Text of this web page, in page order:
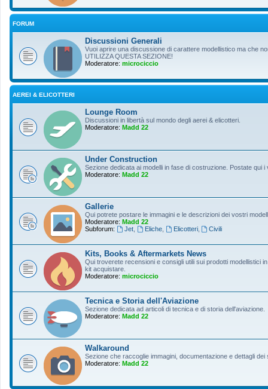
FORUM
Discussioni Generali
Vuoi aprire una discussione di carattere modellistico ma che
UTILIZZA QUESTA SEZIONE!
Moderatore: microciccio
AEREI & ELICOTTERI
Lounge Room
Discussioni in libertà sul mondo degli aerei & elicotteri.
Moderatore: Madd 22
Under Construction
Sezione dedicata ai modelli in fase di costruzione. Postate qui
Moderatore: Madd 22
Gallerie
Qui potrete postare le immagini e le descrizioni dei vostri
Moderatore: Madd 22
Subforum:
Jet, Eliche, Elicotteri, Civili
Kits, Books & Aftermarkets News
Qui troverete recensioni e consigli utili sui prodotti modellistici
kit acquistare.
Moderatore: microciccio
Tecnica e Storia dell'Aviazione
Sezione dedicata ad articoli di tecnica e di storia dell'aviazione.
Moderatore: Madd 22
Walkaround
Sezione che raccoglie immagini, documentazione e dettagli dei
Moderatore: Madd 22